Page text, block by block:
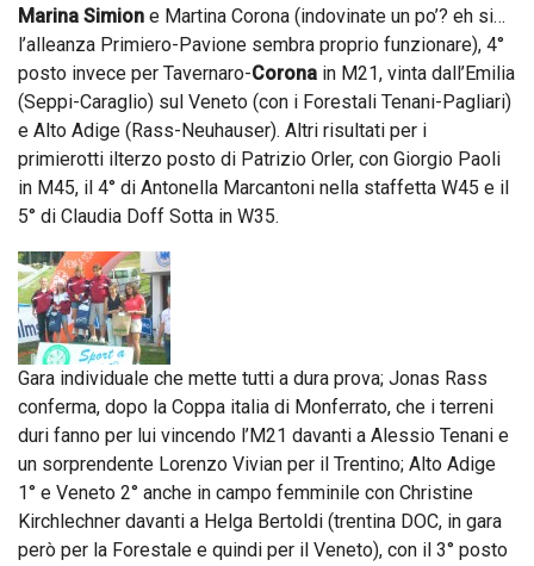
Marina Simion e Martina Corona (indovinate un po’? eh si…
l’alleanza Primiero-Pavione sembra proprio funzionare), 4°
posto invece per Tavernaro-Corona in M21, vinta dall’Emilia
(Seppi-Caraglio) sul Veneto (con i Forestali Tenani-Pagliari)
e Alto Adige (Rass-Neuhauser). Altri risultati per i
primierotti ilterzo posto di Patrizio Orler, con Giorgio Paoli
in M45, il 4° di Antonella Marcantoni nella staffetta W45 e il
5° di Claudia Doff Sotta in W35.
Gara individuale che mette tutti a dura prova; Jonas Rass
conferma, dopo la Coppa italia di Monferrato, che i terreni
duri fanno per lui vincendo l’M21 davanti a Alessio Tenani e
un sorprendente Lorenzo Vivian per il Trentino; Alto Adige
1° e Veneto 2° anche in campo femminile con Christine
Kirchlechner davanti a Helga Bertoldi (trentina DOC, in gara
però per la Forestale e quindi per il Veneto), con il 3° posto